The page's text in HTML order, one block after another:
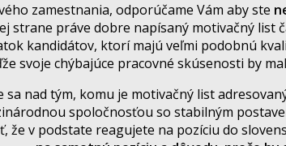
zamestnania, odporúčame Vám aby ste
strane práve dobre napísaný motivačný list
kandidátov, ktorí majú veľmi podobnú
svoje chýbajúce pracovné skúsenosti by
sa nad tým, komu je motivačný list
spoločnosťou so stabilným
že v podstate reagujete na pozíciu do